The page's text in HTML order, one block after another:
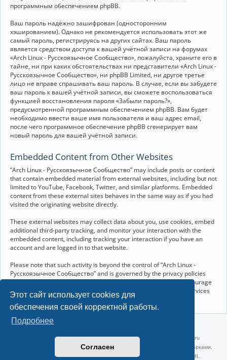
Этот сайт использует cookies для
обеспечения своей корректной работы.
Подробнее
Согласен
программным обеспечением phpBB.
Ваш пароль надёжно зашифрован (односторонним
хэшированием). Однако не рекомендуется использовать этот же
самый пароль, регистрируясь на других сайтах. Ваш пароль
является средством доступа к вашей учётной записи на форумах
«Arch Linux - Русскоязычное Сообщество», пожалуйста, храните его в
тайне, ни при каких обстоятельствах ни представители «Arch Linux -
Русскоязычное Сообщество», ни phpBB Limited, ни другое третье
лицо не вправе спрашивать ваш пароль. В случае, если вы забудете
ваш пароль к вашей учётной записи, вы сможете воспользоваться
функцией восстановления пароля «Забыли пароль?»,
предусмотренной программным обеспечением phpBB. Вам будет
необходимо ввести ваше имя пользователя и ваш адрес email,
после чего программное обеспечение phpBB сгенерирует вам
новый пароль для вашей учётной записи.
Embedded Content from Other Websites
“Arch Linux - Русскоязычное Сообщество” may include posts or content
that contain embedded material from external websites, including but not
limited to YouTube, Facebook, Twitter, and similar platforms. Embedded
content from these external sites behaves in the same way as if you had
visited the originating website directly.
These external websites may collect data about you, use cookies, embed
additional third-party tracking, and monitor your interaction with the
embedded content, including tracking your interaction if you have an
account and are logged in to that website.
Please note that such activity is beyond the control of “Arch Linux -
Русскоязычное Сообщество” and is governed by the privacy policies
and terms of service of the respective external websites. We encourage
you to review the privacy and cookie policies of any third-party services
you interact with through embedded content.
Linux 6.18.40-1-lts x86_64 GNU/Linux 2026-07-26 08:48:12 |
vps reg.ru
Название и логотип Arch Linux ™ являются признанными торговыми марками.
Linux ® — зарегистрированная торговая марка Linus Torvalds и LMI.